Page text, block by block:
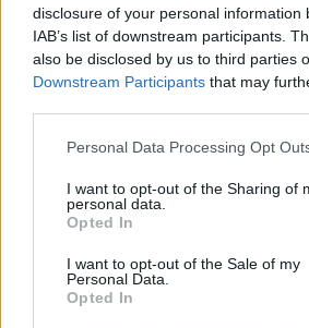
disclosure of your personal information
IAB’s list of downstream participants.
also be disclosed by us to third parties
Downstream Participants that may
Personal Data Processing Opt
I want to opt-out of the Sharing of
personal data.
Opted In
I want to opt-out of the Sale of my
Personal Data.
Opted In
REPORTAGE 2026-08-06 KL.
upp ateljén för
keramikkurser
Konstnären i Åsta satsar på
keramikkurs på hemmaplan
SPORT